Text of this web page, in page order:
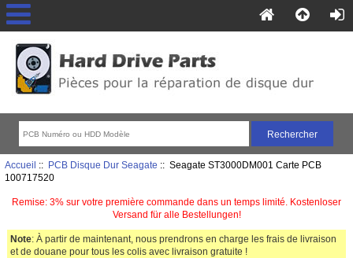
Accueil :: PCB Disque Dur Seagate :: Seagate ST3000DM001 Carte PCB
100717520
Remise: 3% sur votre première commande dans un temps limité. Kostenloser
Versand für alle Bestellungen!
Note: À partir de maintenant, nous prendrons en charge les frais de livraison
et de douane pour tous les colis avec livraison gratuite !